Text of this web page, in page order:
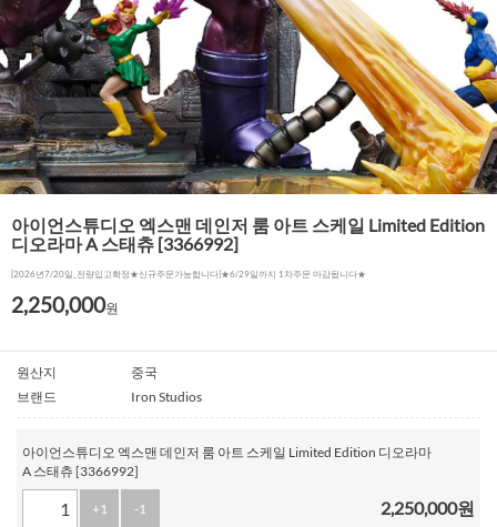
아이언스튜디오 엑스맨 데인저 룸 아트 스케일 Limited Edition
디오라마 A 스태츄 [3366992]
[2026년7/20일_전량입고확정★신규주문가능합니다]★6/29일까지 1차주문 마감됩니다★
2,250,000원
원산지
중국
브랜드
Iron Studios
아이언스튜디오 엑스맨 데인저 룸 아트 스케일 Limited Edition 디오라마
A 스태츄 [3366992]
+1 -1 2,250,000원